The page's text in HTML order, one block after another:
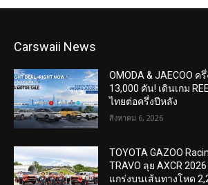
Carswaii News
OMODA & JAECOO
13,000 คัน! เดินเกม
ไทยต่อครึ่งปีหลัง
สิงหาคม 6, 2026
TOYOTA GAZOO
TRAVO ลุย AXCR
แกร่งบนเส้นทางโหด